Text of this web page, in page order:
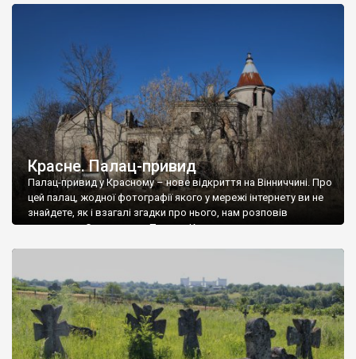
Красне. Палац-привид
Палац-привид у Красному – нове відкриття на Вінниччині. Про
цей палац, жодної фотографії якого у мережі інтернету ви не
знайдете, як і взагалі згадки про нього, нам розповів
мешканець Самгородка. Палац у Красному вразив не лише